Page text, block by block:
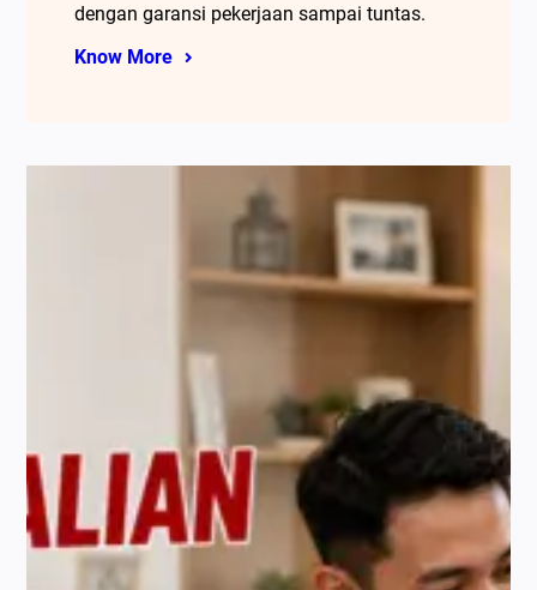
dengan garansi pekerjaan sampai tuntas.
Know More